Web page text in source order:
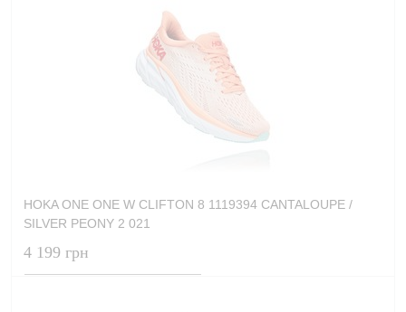
HOKA ONE ONE W CLIFTON 8 1119394 CANTALOUPE /
SILVER PEONY 2 021
4 199 грн